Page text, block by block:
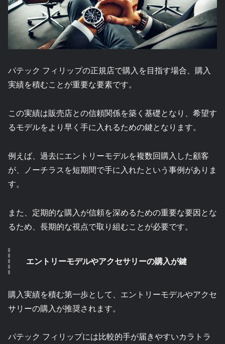
パテック フィリップの正規店で購入を目指す場合、購入
実績を積むことが重要な要素です。
この実績は販売店との信頼関係を築く基礎となり、希望す
るモデルをより早く手に入れるための鍵となります。
例えば、過去にエントリーモデルを複数回購入した顧客
が、ノーチラスを短期間で手に入れたという事例がありま
す。
また、定期的な購入が信頼を深めるための重要な要因とな
るため、長期的な視点で取り組むことが必要です。
エントリーモデルやアクセサリーの購入が鍵
購入実績を積む第一歩として、エントリーモデルやアクセ
サリーの購入が推奨されます。
パテック フィリップには比較的手が届きやすいカラトラ